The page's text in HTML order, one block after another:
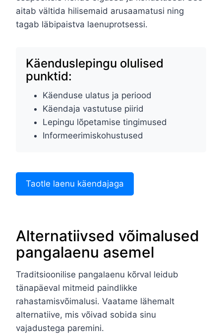
aitab vältida hilisemaid arusaamatusi ning
tagab läbipaistva laenuprotsessi.
Käenduslepingu olulised
punktid:
Käenduse ulatus ja periood
Käendaja vastutuse piirid
Lepingu lõpetamise tingimused
Informeerimiskohustused
Taotle laenu käendajaga
Alternatiivsed võimalused
pangalaenu asemel
Traditsioonilise pangalaenu kõrval leidub
tänapäeval mitmeid paindlikke
rahastamisvõimalusi. Vaatame lähemalt
alternatiive, mis võivad sobida sinu
vajadustega paremini.